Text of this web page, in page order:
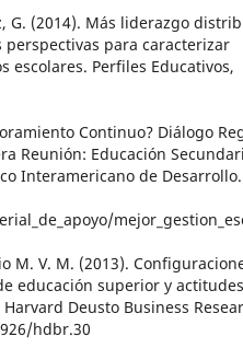
G. (2014). Más liderazgo
para caracterizar
escolares. Perfiles Educativos,
Continuo? Diálogo
Reunión: Educación
Interamericano de Desarrollo.
M. V. M. (2013).
educación superior y
Deusto Business
hdbr.30